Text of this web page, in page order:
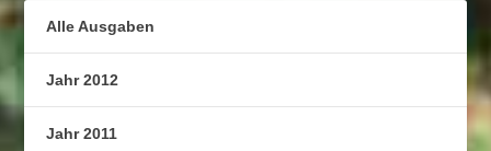
Alle Ausgaben
Jahr 2012
Jahr 2011